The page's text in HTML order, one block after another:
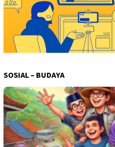
SOSIAL – BUDAYA